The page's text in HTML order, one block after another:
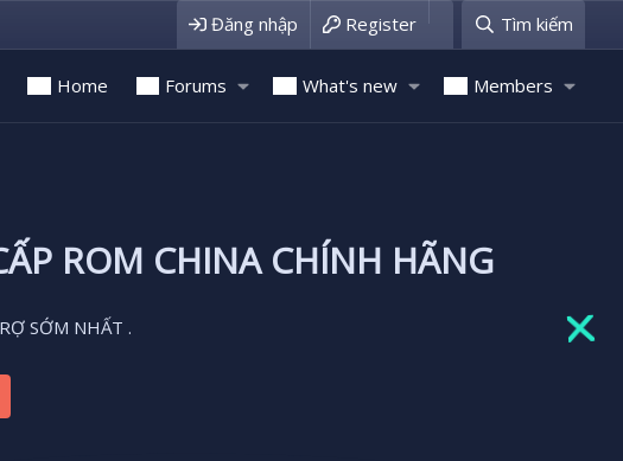
Đăng nhập Register Tìm kiếm
Home Forums What's new Members
ROM CHINA CHÍNH HÃNG
SỚM NHẤT .